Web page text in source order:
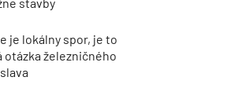
je lokálny spor, je to
otázka železničného